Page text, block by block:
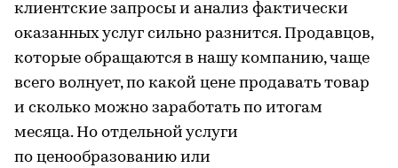
клиентские запросы и анализ фактически
оказанных услуг сильно разнится. Продавцов,
которые обращаются в нашу компанию, чаще
всего волнует, по какой цене продавать товар
и сколько можно заработать по итогам
месяца. Но отдельной услуги
по ценообразованию или